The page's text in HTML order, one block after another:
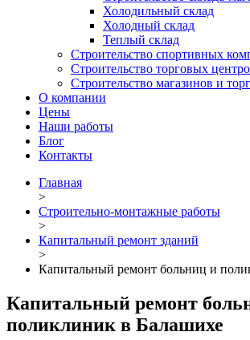
Холодильный склад
Холодный склад
Теплый склад
Строительство спортивных
Строительство торговых
Строительство магазинов и
О компании
Цены
Наши работы
Блог
Контакты
Главная
>
Строительно-монтажные работы
>
Капитальный ремонт зданий
>
Капитальный ремонт больниц и
Капитальный ремонт
поликлиник в Балашихе